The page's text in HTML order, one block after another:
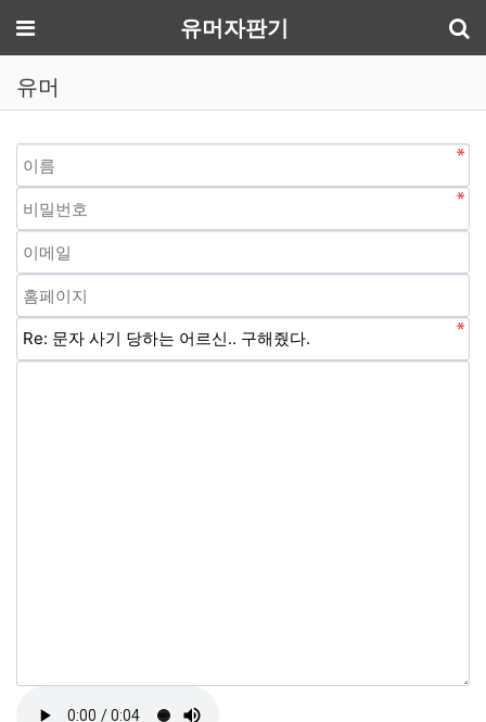
메뉴 유머자판기
유머